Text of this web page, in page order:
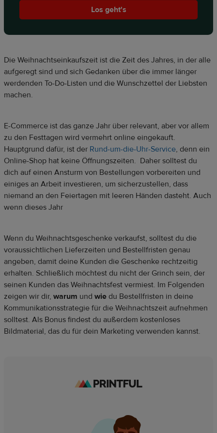
Los geht's
Die Weihnachtseinkaufszeit ist die Zeit des Jahres, in der alle
aufgeregt sind und sich Gedanken über die immer länger
werdenden To-Do-Listen und die Wunschzettel der Liebsten
machen.
E-Commerce ist das ganze Jahr über relevant, aber vor allem
zu den Festtagen wird vermehrt online eingekauft.
Hauptgrund dafür, ist der Rund-um-die-Uhr-Service, denn ein
Online-Shop hat keine Öffnungszeiten. Daher solltest du
dich auf einen Ansturm von Bestellungen vorbereiten und
einiges an Arbeit investieren, um sicherzustellen, dass
niemand an den Feiertagen mit leeren Händen dasteht. Auch
wenn dieses Jahr
Wenn du Weihnachtsgeschenke verkaufst, solltest du die
voraussichtlichen Lieferzeiten und Bestellfristen genau
angeben, damit deine Kunden die Geschenke rechtzeitig
erhalten. Schließlich möchtest du nicht der Grinch sein, der
seinen Kunden das Weihnachtsfest vermiest. Im Folgenden
zeigen wir dir, warum und wie du Bestellfristen in deine
Kommunikationsstrategie für die Weihnachtszeit aufnehmen
solltest. Als Bonus findest du außerdem kostenloses
Bildmaterial, das du für dein Marketing verwenden kannst.